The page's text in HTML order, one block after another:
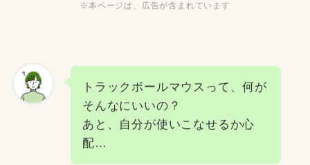
※本ページは、広告が含まれています
トラックボールマウスって、何が
そんなにいいの？
あと、自分が使いこなせるか心
配…